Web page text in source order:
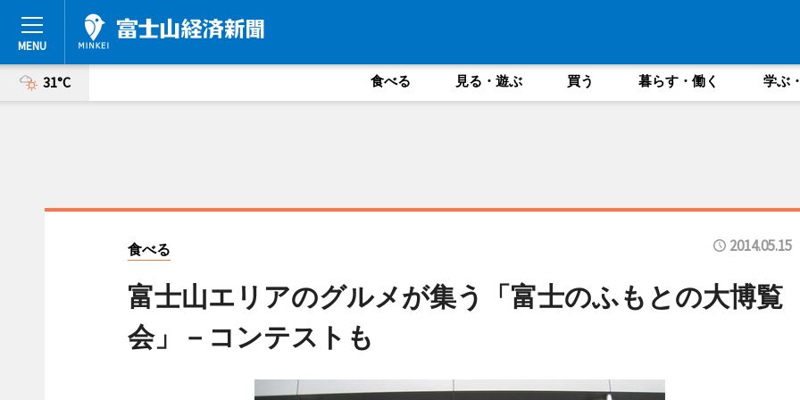
31°C 食べる 見る・遊ぶ 買う 暮らす・働く 学ぶ
食べる 2014.05.15
富士山エリアのグルメが集う「富士のふもとの大博覧
会」－コンテストも